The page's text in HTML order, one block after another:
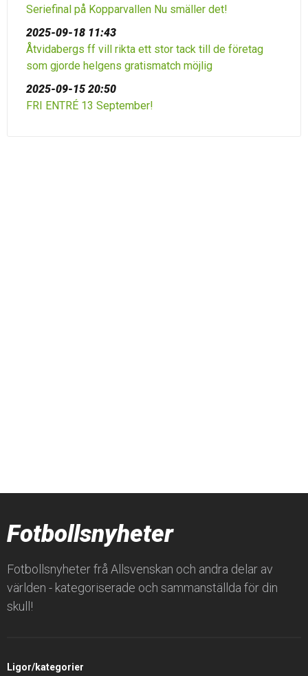
Seriefinal på Kopparvallen Nu smäller det!
2025-09-18 11:43
Åtvidabergs ff vill rikta ett stor tack till de företag
som gjorde helgens gratismatch möjlig
2025-09-15 20:50
FRI ENTRÉ 13 September!
Fotbollsnyheter
Fotbollsnyheter frå Allsvenskan och andra delar av
världen - kategoriserade och sammanställda för din
skull!
Ligor/kategorier